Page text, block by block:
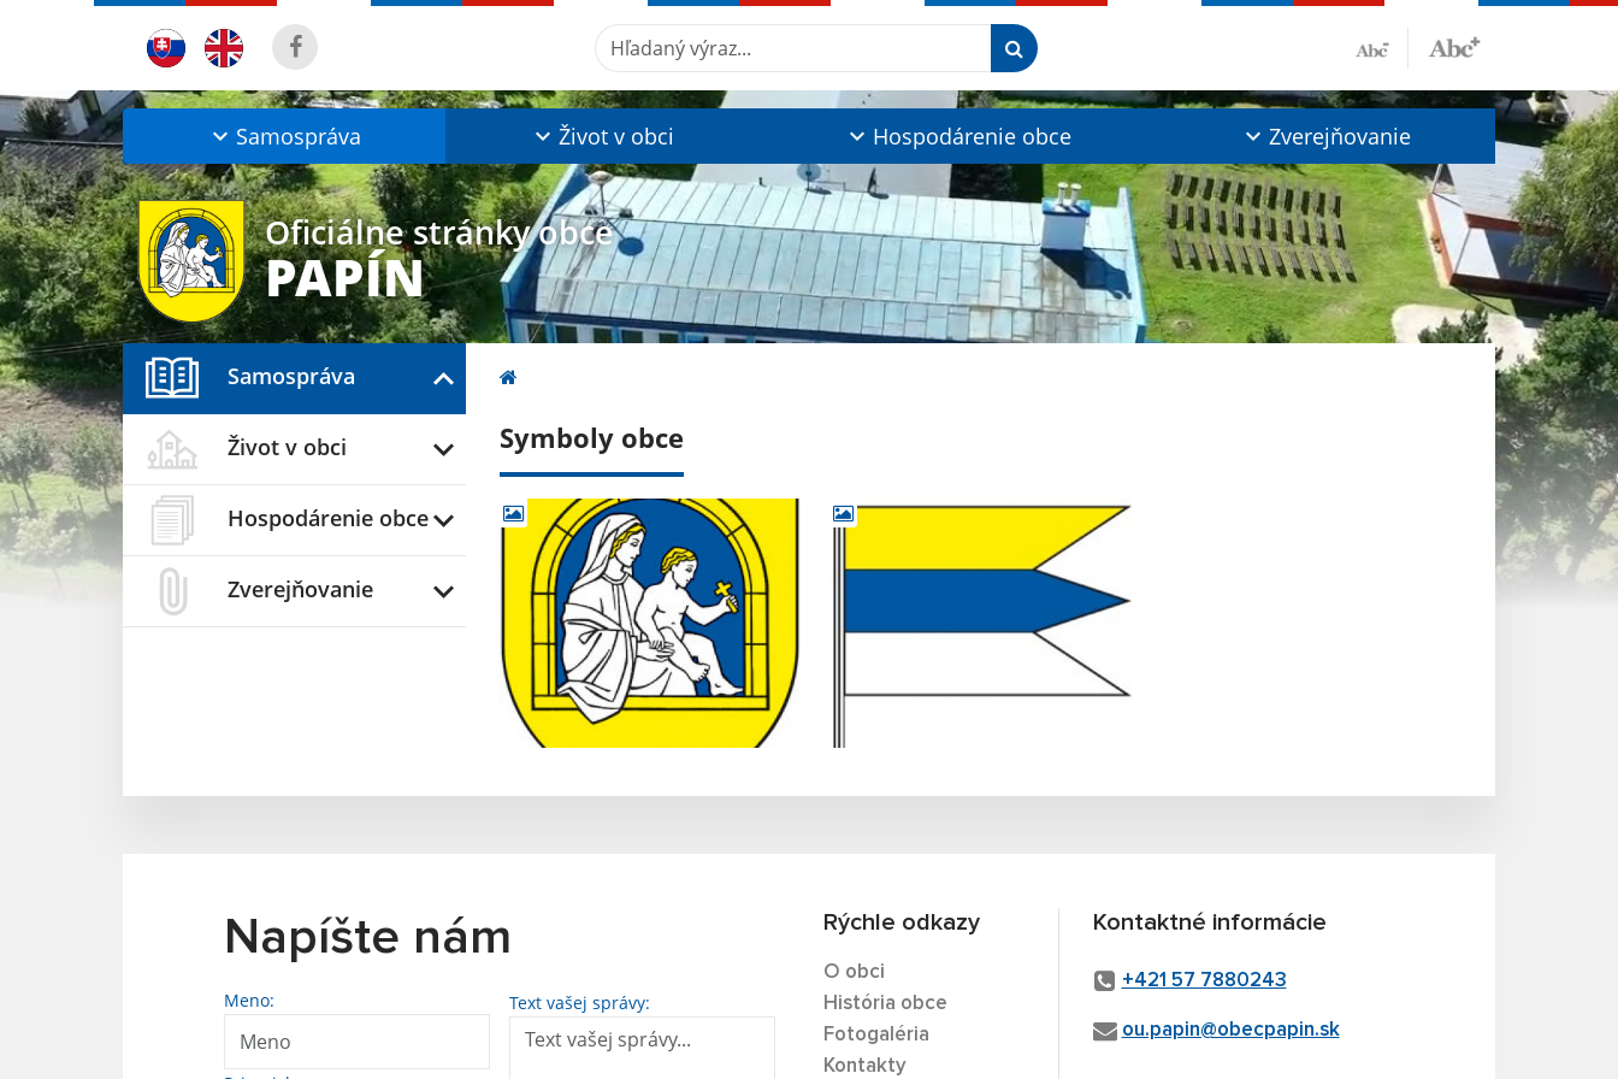
Hľadaný výraz...
Samospráva Život v obci Hospodárenie obce Zverejňovanie
Oficiálne stránky obce
PAPÍN
Samospráva
Život v obci
Hospodárenie obce
Zverejňovanie
Symboly obce
Napíšte nám
Meno: Text vašej správy:
Rýchle odkazy
O obci
História obce
Fotogaléria
Kontakty
Kontaktné informácie
+421 57 7880243
ou.papin@obecpapin.sk